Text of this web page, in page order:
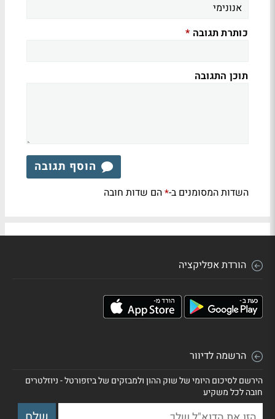
כותרת תגובה *
תוכן התגובה
הוסף תגובה
השדות המסומנים ב-*הם שדות חובה
הורדת אפליקציה
הרשמה לדיוור
הירשם לסיכום היומי של שוק ההון ולמבזקים של ביזפורטל - ניוזלטרים
חובה לכל משקיע